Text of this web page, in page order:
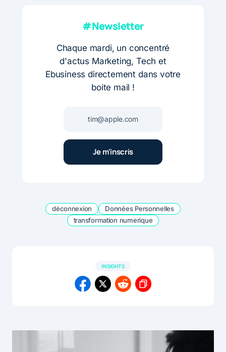
#Newsletter
Chaque mardi, un concentré
d'actus Marketing, Tech et
Ebusiness directement dans votre
boite mail !
déconnexion
Données Personnelles
transformation numerique
INSIGHTS